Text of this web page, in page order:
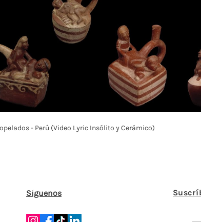
Play Video
- Perú (Video Lyric Insólito y Cerámico)
Síguenos